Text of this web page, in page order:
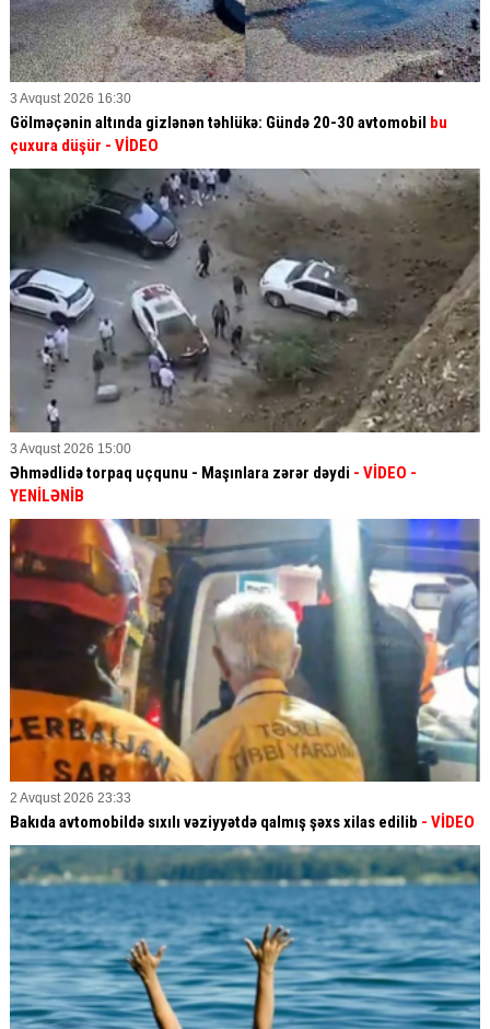
3 Avqust 2026 16:30
Gölməçənin altında gizlənən təhlükə: Gündə 20-30 avtomobil
bu
çuxura düşür - VİDEO
3 Avqust 2026 15:00
Əhmədlidə torpaq uçqunu - Maşınlara zərər dəydi - VİDEO -
YENİLƏNİB
2 Avqust 2026 23:33
Bakıda avtomobildə sıxılı vəziyyətdə qalmış şəxs xilas edilib - VİDEO